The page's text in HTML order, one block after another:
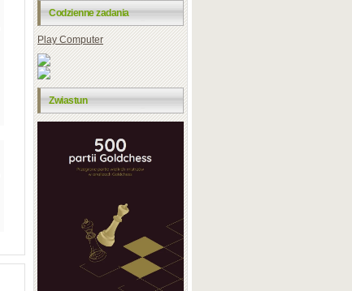
Codzienne zadania
Play Computer
Zwiastun